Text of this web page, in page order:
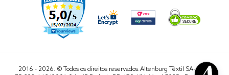
2016 - 2026. © Todos os direitos reservados.Altenburg Têxtil SA- CNPJ